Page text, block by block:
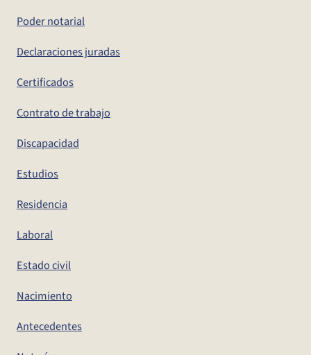
Poder notarial
Declaraciones juradas
Certificados
Contrato de trabajo
Discapacidad
Estudios
Residencia
Laboral
Estado civil
Nacimiento
Antecedentes